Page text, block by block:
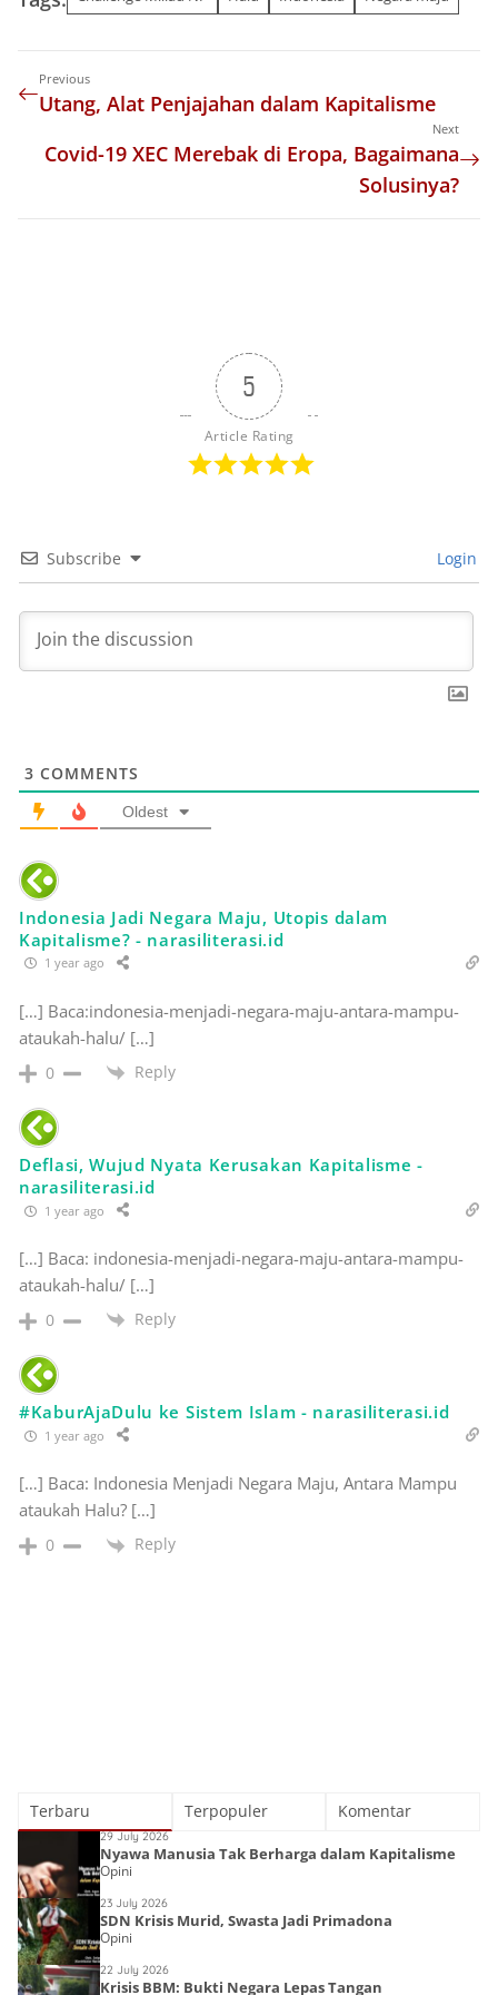
Previous
Utang, Alat Penjajahan dalam Kapitalisme
Next
Covid-19 XEC Merebak di Eropa, Bagaimana
Solusinya?
5
Article Rating
Subscribe Login
3 COMMENTS
Oldest
Indonesia Jadi Negara Maju, Utopis dalam
Kapitalisme? - narasiliterasi.id
1 year ago
[…] Baca:indonesia-menjadi-negara-maju-antara-mampu-
ataukah-halu/ […]
0 Reply
Deflasi, Wujud Nyata Kerusakan Kapitalisme -
narasiliterasi.id
1 year ago
[…] Baca: indonesia-menjadi-negara-maju-antara-mampu-
ataukah-halu/ […]
0 Reply
#KaburAjaDulu ke Sistem Islam - narasiliterasi.id
1 year ago
[…] Baca: Indonesia Menjadi Negara Maju, Antara Mampu
ataukah Halu? […]
0 Reply
Terbaru Terpopuler Komentar
29 July 2026
Nyawa Manusia Tak Berharga dalam Kapitalisme
Opini
23 July 2026
SDN Krisis Murid, Swasta Jadi Primadona
Opini
22 July 2026
Krisis BBM: Bukti Negara Lepas Tangan